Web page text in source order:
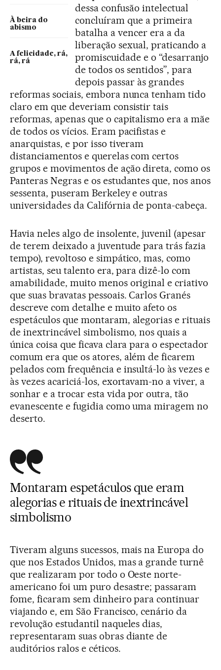
À beira do
abismo
A felicidade, rá,
rá, rá
dessa confusão intelectual
concluíram que a primeira
batalha a vencer era a da
liberação sexual, praticando a
promiscuidade e o “desarranjo
de todos os sentidos”, para
depois passar às grandes
reformas sociais, embora nunca tenham tido
claro em que deveriam consistir tais
reformas, apenas que o capitalismo era a mãe
de todos os vícios. Eram pacifistas e
anarquistas, e por isso tiveram
distanciamentos e querelas com certos
grupos e movimentos de ação direta, como os
Panteras Negras e os estudantes que, nos anos
sessenta, puseram Berkeley e outras
universidades da Califórnia de ponta-cabeça.
Havia neles algo de insolente, juvenil (apesar
de terem deixado a juventude para trás fazia
tempo), revoltoso e simpático, mas, como
artistas, seu talento era, para dizê-lo com
amabilidade, muito menos original e criativo
que suas bravatas pessoais. Carlos Granés
descreve com detalhe e muito afeto os
espetáculos que montaram, alegorias e rituais
de inextrincável simbolismo, nos quais a
única coisa que ficava clara para o espectador
comum era que os atores, além de ficarem
pelados com frequência e insultá-lo às vezes e
às vezes acariciá-los, exortavam-no a viver, a
sonhar e a trocar esta vida por outra, tão
evanescente e fugidia como uma miragem no
deserto.
Montaram espetáculos que eram
alegorias e rituais de inextrincável
simbolismo
Tiveram alguns sucessos, mais na Europa do
que nos Estados Unidos, mas a grande turnê
que realizaram por todo o Oeste norte-
americano foi um puro desastre; passaram
fome, ficaram sem dinheiro para continuar
viajando e, em São Francisco, cenário da
revolução estudantil naqueles dias,
representaram suas obras diante de
auditórios ralos e céticos.